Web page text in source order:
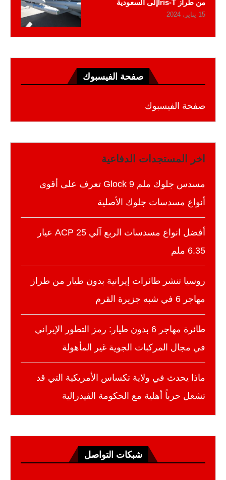
من طراز Iris-Tإلى السعودية
15 يناير، 2024
صفحة الفيسبوك
صفحة الفيسبوك
اخر المستجدات الدفاعية
مسدس جلوك ملم 9 Glock تعرف على أقوى
أنواع مسدسات جلوك الأصلية
أفضل انواع مسدسات الربع آلي 25 ACP عيار
6.35 ملم
روسيا تنشر طائرات إيرانية بدون طيار من طراز
مهاجر 6 في شبه جزيرة القرم
طائرة مهاجر 6 بدون طيار: رمز التطور الإيراني
في مجال المركبات الجوية غير المأهولة
ماذا يحدث في ولاية تكساس الأمريكية التي قد
تشعل حرباً أهلية مع الحكومة الفيدرالية
شبكات التواصل